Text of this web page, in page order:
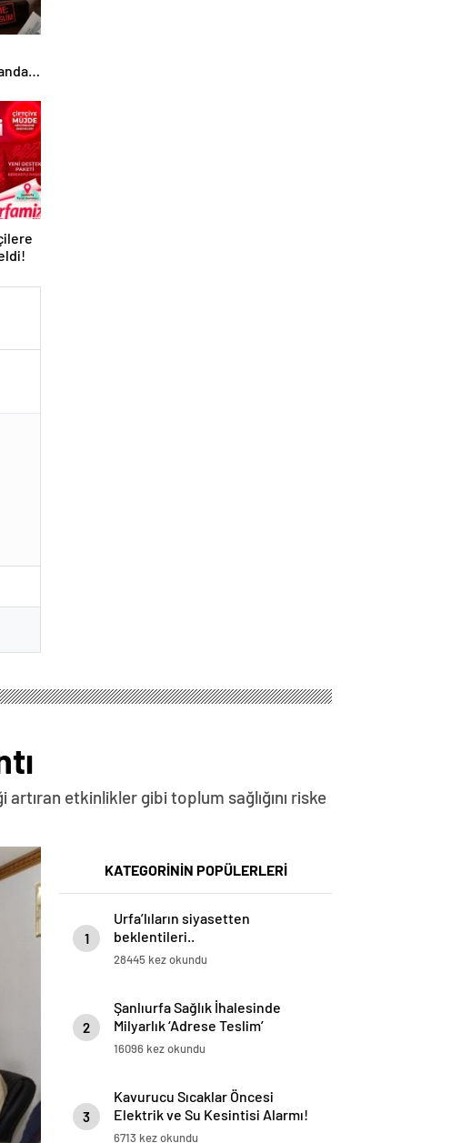
etkinlikler gibi toplum sağlığını riske
KATEGORİNİN POPÜLERLERİ
1
Urfa’lıların siyasetten
beklentileri..
28445 kez okundu
2
Şanlıurfa Sağlık İhalesinde
Milyarlık ‘Adrese Teslim’
Skandalı İddiası!
16096 kez okundu
3
Kavurucu Sıcaklar Öncesi
Elektrik ve Su Kesintisi Alarmı!
6713 kez okundu